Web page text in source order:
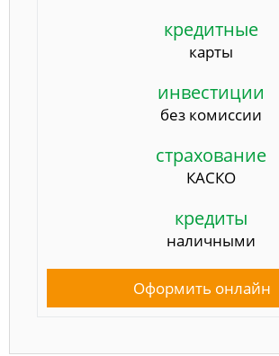
кредитные
карты
инвестиции
без комиссии
страхование
КАСКО
кредиты
наличными
Оформить онлайн